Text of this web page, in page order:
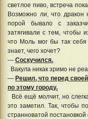
светлое пиво, встреча
Возможно ли, что дракон
порой бывало с
затягивали с тем, чтобы
что Моль мог бы так
знает, чего хочет?
— Соскучился.
Вакула никак зримо не
—Решил, что перед
по этому городу.
Всё ещё молчит, но
это заметил. Так, чтобы
странноватой постановкой